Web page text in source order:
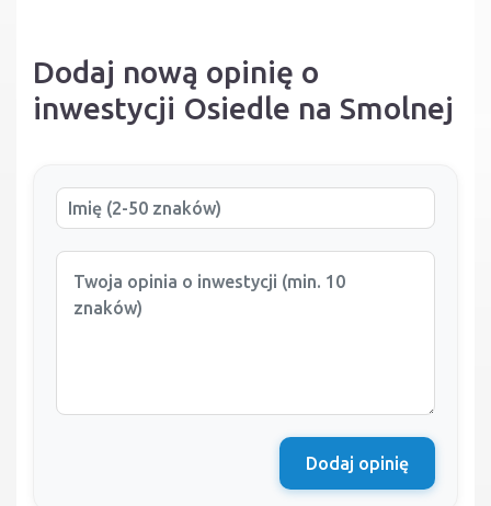
Dodaj nową opinię o
inwestycji Osiedle na Smolnej
Dodaj opinię